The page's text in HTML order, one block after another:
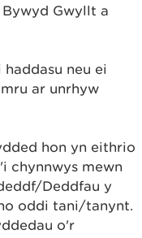
Bywyd Gwyllt a
neu ei
ar unrhyw
hon yn eithrio
chynnwys mewn
Deddfau y
oddi tani/tanynt.
o'r